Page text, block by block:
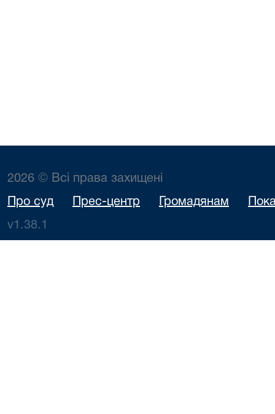
2026 © Всі права захищені
Про суд Прес-центр Громадянам
v1.38.1